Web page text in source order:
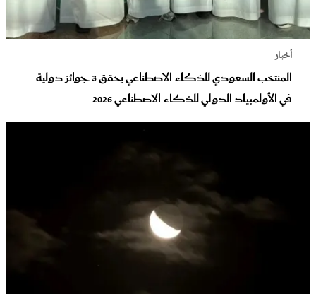
أخبار
المنتخب السعودي للذكاء الاصطناعي يحقق 3 جوائز دولية
في الأولمبياد الدولي للذكاء الاصطناعي 2026